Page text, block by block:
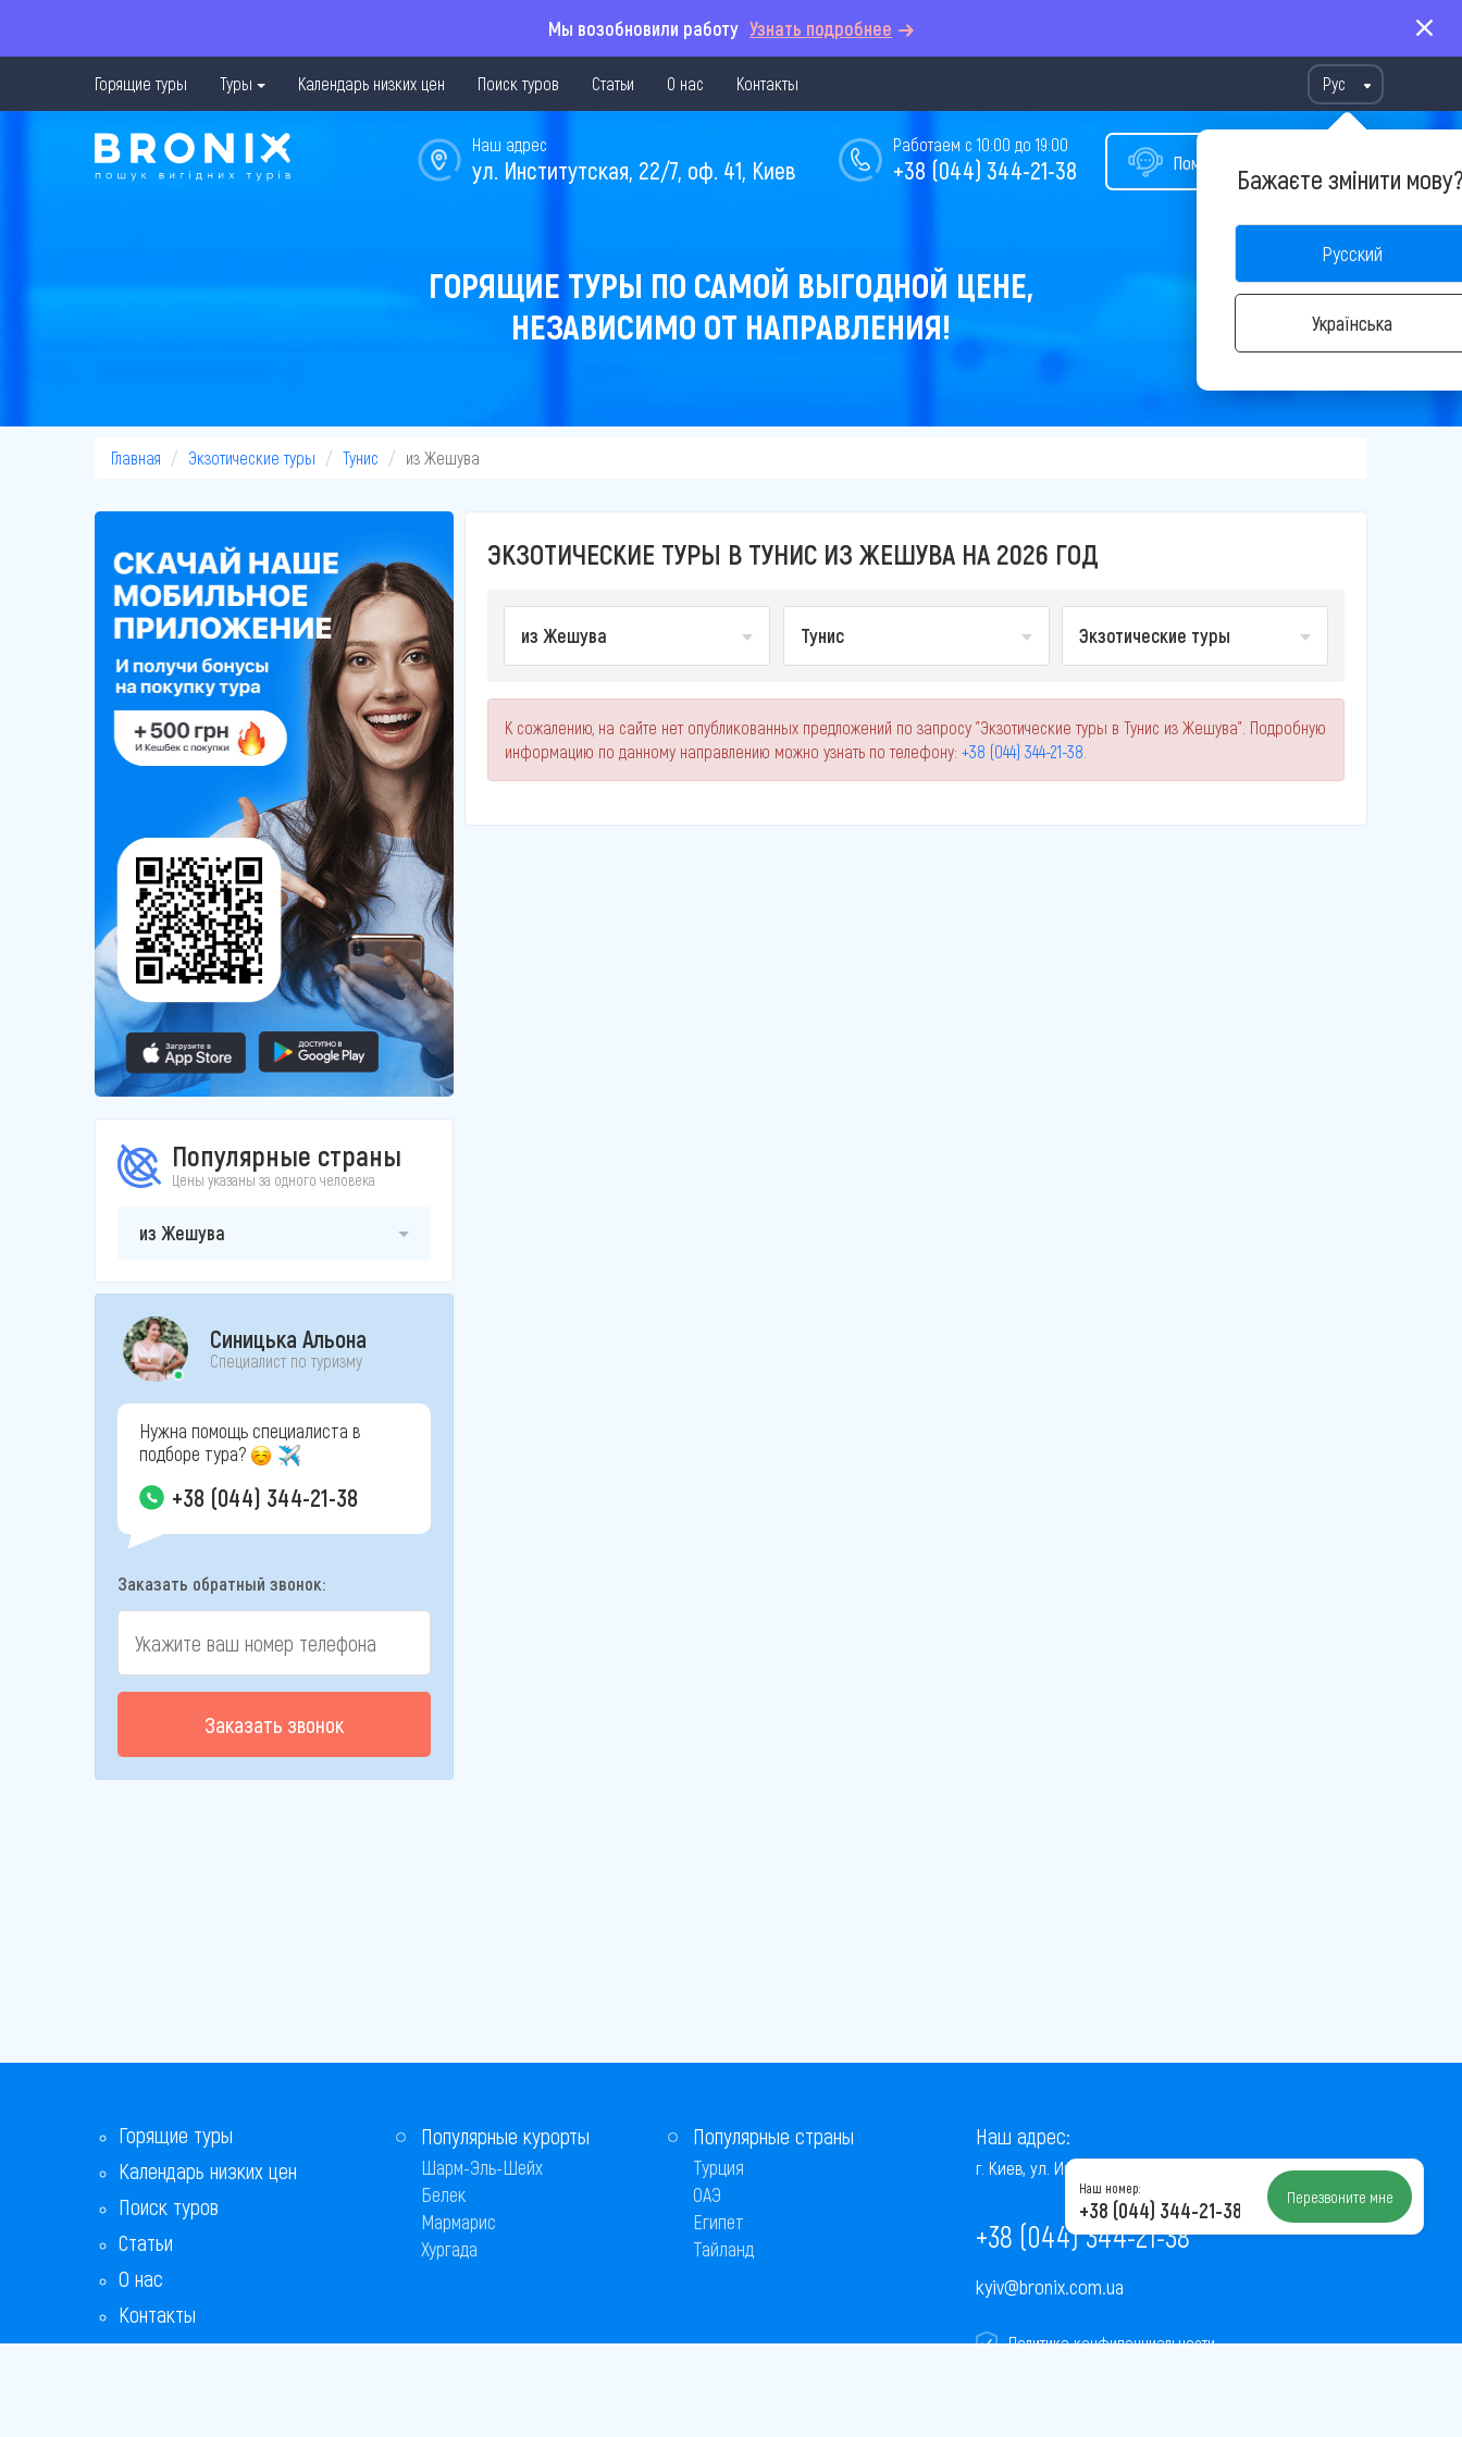
Мы возобновили работу Узнать подробнее
Горящие туры Туры Календарь низких цен Поиск туров Статьи О нас Контакты Рус
Бажаєте змінити
Русский
Українська
Помощь в подборе тура
Работаем с 10:00 до 19:00
+38 (044) 344-21-38
Наш адрес
ул. Институтская, 22/7, оф. 41, Киев
ГОРЯЩИЕ ТУРЫ ПО САМОЙ ВЫГОДНОЙ ЦЕНЕ,
НЕЗАВИСИМО ОТ НАПРАВЛЕНИЯ!
Главная Экзотические туры Тунис из Жешува
Популярные страны
Цены указаны за одного человека
из Жешува
Синицька Альона
Специалист по туризму
Нужна помощь специалиста в
подборе тура?
+38 (044) 344-21-38
Заказать обратный звонок:
Заказать звонок
ЭКЗОТИЧЕСКИЕ ТУРЫ В ТУНИС ИЗ ЖЕШУВА НА 2026 ГОД
из Жешува Тунис Экзотические туры
К сожалению, на сайте нет опубликованных предложений по запросу "Экзотические туры в Тунис из Жешува". Подробную
информацию по данному направлению можно узнать по телефону: +38 (044) 344-21-38
Горящие туры
Календарь низких цен
Поиск туров
Статьи
О нас
Контакты
Бонусная программа
Популярные курорты
Шарм-Эль-Шейх
Белек
Мармарис
Хургада
Популярные страны
Турция
ОАЭ
Египет
Тайланд
Наш адрес:
г. Киев, ул. Институтская, 22/7, оф. 41
+38 (044) 344-21-38
kyiv@bronix.com.ua
Политика конфиденциальности
Наш номер:
+38 (044) 344-21-38 Перезвоните мне